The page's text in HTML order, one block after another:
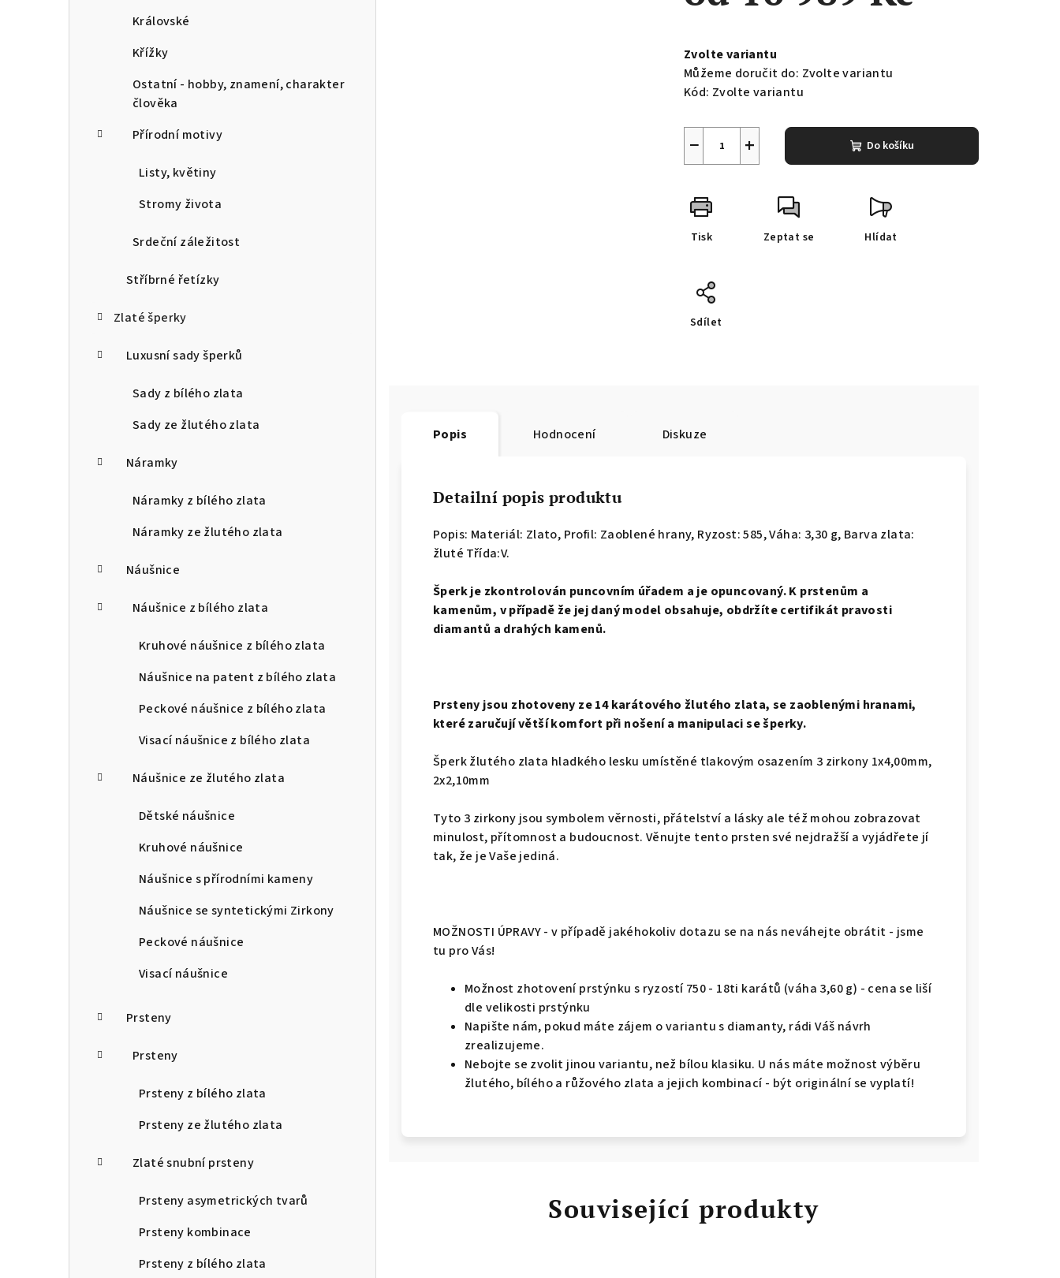
Královské
Křížky
Ostatní - hobby, znamení, charakter
člověka
Přírodní motivy
Listy, květiny
Stromy života
Srdeční záležitost
Stříbrné řetízky
Zlaté šperky
Luxusní sady šperků
Sady z bílého zlata
Sady ze žlutého zlata
Náramky
Náramky z bílého zlata
Náramky ze žlutého zlata
Náušnice
Náušnice z bílého zlata
Kruhové náušnice z bílého zlata
Náušnice na patent z bílého zlata
Peckové náušnice z bílého zlata
Visací náušnice z bílého zlata
Náušnice ze žlutého zlata
Dětské náušnice
Kruhové náušnice
Náušnice s přírodními kameny
Náušnice se syntetickými Zirkony
Peckové náušnice
Visací náušnice
Prsteny
Prsteny
Prsteny z bílého zlata
Prsteny ze žlutého zlata
Zlaté snubní prsteny
Prsteny asymetrických tvarů
Prsteny kombinace
Prsteny z bílého zlata
cena:
Zvolte variantu
Můžeme doručit do: Zvolte variantu
Kód: Zvolte variantu
+
− Do košíku
Tisk Zeptat se Hlídat
Sdílet
Popis Hodnocení Diskuze
Detailní popis produktu
Popis: Materiál: Zlato, Profil: Zaoblené hrany, Ryzost: 585, Váha: 3,30 g, Barva zlata:
žluté Třída:V.
Šperk je zkontrolován puncovním úřadem a je opuncovaný. K prstenům a
kamenům, v případě že jej daný model obsahuje, obdržíte certifikát pravosti
diamantů a drahých kamenů.
Prsteny jsou zhotoveny ze 14 karátového žlutého zlata, se zaoblenými hranami,
které zaručují větší komfort při nošení a manipulaci se šperky.
Šperk žlutého zlata hladkého lesku umístěné tlakovým osazením 3 zirkony 1x4,00mm,
2x2,10mm
Tyto 3 zirkony jsou symbolem věrnosti, přátelství a lásky ale též mohou zobrazovat
minulost, přítomnost a budoucnost. Věnujte tento prsten své nejdražší a vyjádřete jí
tak, že je Vaše jediná.
MOŽNOSTI ÚPRAVY - v případě jakéhokoliv dotazu se na nás neváhejte obrátit - jsme
tu pro Vás!
Možnost zhotovení prstýnku s ryzostí 750 - 18ti karátů (váha 3,60 g) - cena se liší
dle velikosti prstýnku
Napište nám, pokud máte zájem o variantu s diamanty, rádi Váš návrh
zrealizujeme.
Nebojte se zvolit jinou variantu, než bílou klasiku. U nás máte možnost výběru
žlutého, bílého a růžového zlata a jejich kombinací - být originální se vyplatí!
Související produkty